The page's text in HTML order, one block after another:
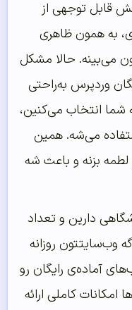
قابل توجهی از
به همون ظاهری
می‌بینه. حالا مشکل
وردپرس به‌راحتی
انتخاب می‌کنین،
می‌شه. همین
لطمه بزنه و باعث شه
دارین و تعداد
وب‌سایتتون روزانه
آماده‌ی رایگان رو
کاملی ارائه